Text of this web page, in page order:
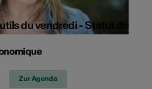
du vendredi - Statut de
Zur Agenda